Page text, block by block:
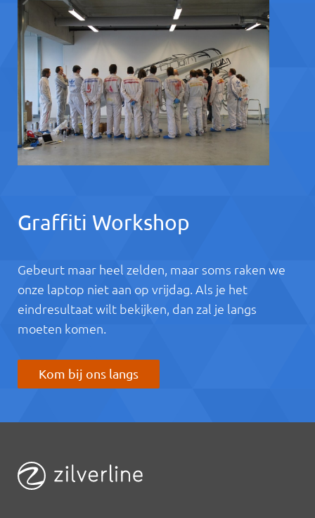
Graffiti Workshop
Gebeurt maar heel zelden, maar soms raken we
onze laptop niet aan op vrijdag. Als je het
eindresultaat wilt bekijken, dan zal je langs
moeten komen.
Kom bij ons langs